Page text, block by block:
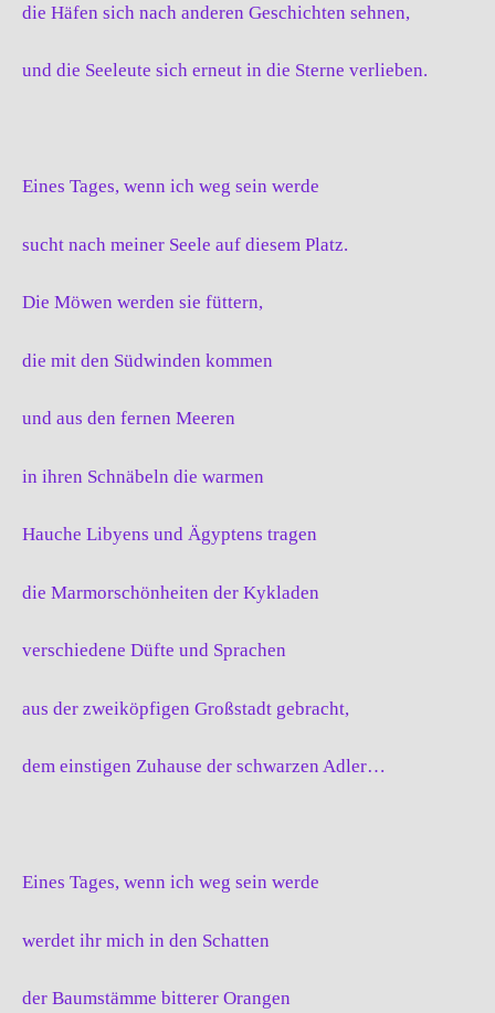
die Häfen sich nach anderen Geschichten sehnen,
und die Seeleute sich erneut in die Sterne verlieben.
Eines Tages, wenn ich weg sein werde
sucht nach meiner Seele auf diesem Platz.
Die Möwen werden sie füttern,
die mit den Südwinden kommen
und aus den fernen Meeren
in ihren Schnäbeln die warmen
Hauche Libyens und Ägyptens tragen
die Marmorschönheiten der Kykladen
verschiedene Düfte und Sprachen
aus der zweiköpfigen Großstadt gebracht,
dem einstigen Zuhause der schwarzen Adler…
Eines Tages, wenn ich weg sein werde
werdet ihr mich in den Schatten
der Baumstämme bitterer Orangen